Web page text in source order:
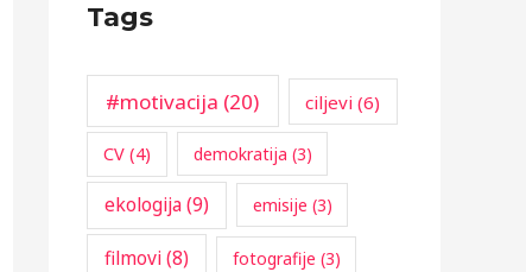
h
r
:
Tags
#motivacija (20) ciljevi (6)
CV(4) demokratija (3)
ekologija(9) emisije (3)
filmovi(8) fotografije (3)